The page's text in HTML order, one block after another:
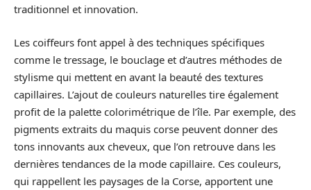
traditionnel et innovation.
Les coiffeurs font appel à des techniques spécifiques
comme le tressage, le bouclage et d’autres méthodes de
stylisme qui mettent en avant la beauté des textures
capillaires. L’ajout de couleurs naturelles tire également
profit de la palette colorimétrique de l’île. Par exemple, des
pigments extraits du maquis corse peuvent donner des
tons innovants aux cheveux, que l’on retrouve dans les
dernières tendances de la mode capillaire. Ces couleurs,
qui rappellent les paysages de la Corse, apportent une